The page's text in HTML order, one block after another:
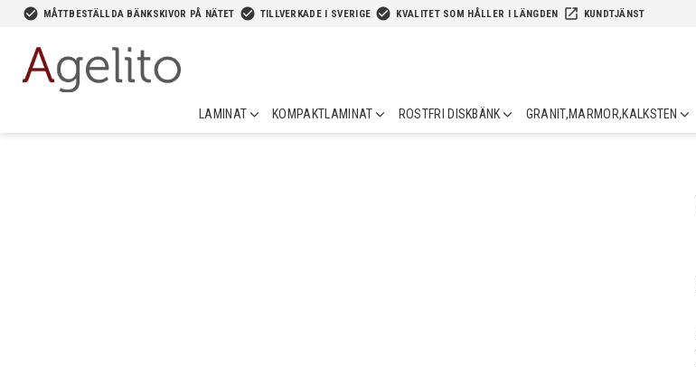
check_circle MÅTTBESTÄLLDA BÄNKSKIVOR PÅ NÄTET check_circle TILLVERKADE I SVERIGE check_circle KVALITET SOM HÅLLER I LÄNGDEN launch KUNDTJÄNST
LAMINAT KOMPAKTLAMINAT ROSTFRI DISKBÄNK GRANIT,MARMOR,KALKSTEN